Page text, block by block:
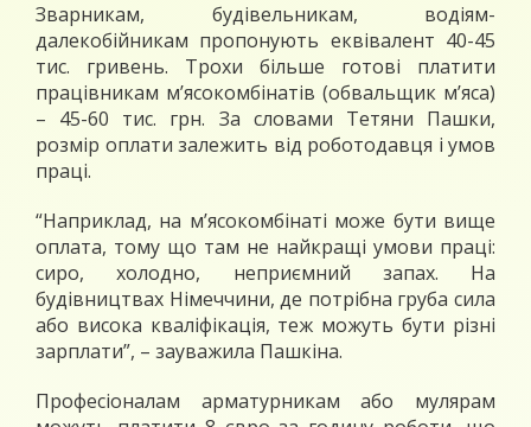
Зварникам, будівельникам, водіям-
далекобійникам пропонують еквівалент 40-45
тис. гривень. Трохи більше готові платити
працівникам м’ясокомбінатів (обвальщик м’яса)
– 45-60 тис. грн. За словами Тетяни Пашки,
розмір оплати залежить від роботодавця і умов
праці.
“Наприклад, на м’ясокомбінаті може бути вище
оплата, тому що там не найкращі умови праці:
сиро, холодно, неприємний запах. На
будівництвах Німеччини, де потрібна груба сила
або висока кваліфікація, теж можуть бути різні
зарплати”, – зауважила Пашкіна.
Професіоналам арматурникам або мулярам